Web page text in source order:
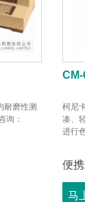
耐磨性测
询：
CM-
柯尼
凑、
进行
便
马